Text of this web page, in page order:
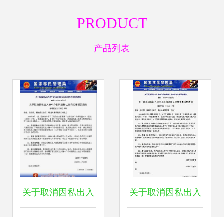
PRODUCT
产品列表
关于取消因私出入 关于取消因私出入